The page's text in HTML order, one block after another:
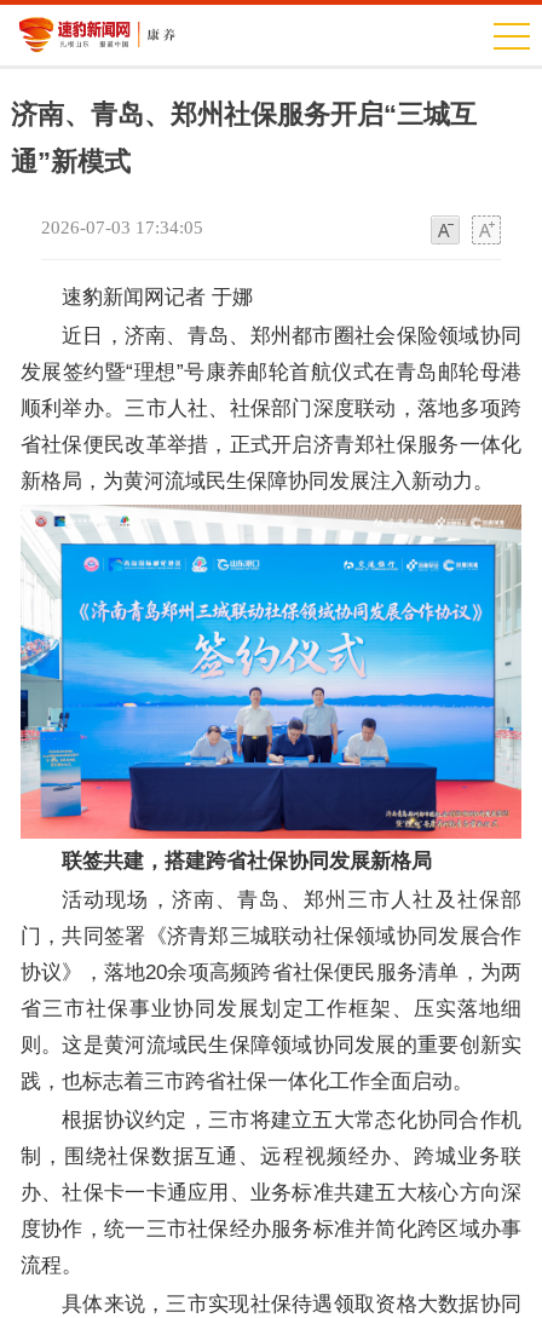
济南、青岛、郑州社保服务开启“三城互
通”新模式
2026-07-03 17:34:05
速豹新闻网记者 于娜
近日，济南、青岛、郑州都市圈社会保险领域协同
发展签约暨“理想”号康养邮轮首航仪式在青岛邮轮母港
顺利举办。三市人社、社保部门深度联动，落地多项跨
省社保便民改革举措，正式开启济青郑社保服务一体化
新格局，为黄河流域民生保障协同发展注入新动力。
联签共建，搭建跨省社保协同发展新格局
活动现场，济南、青岛、郑州三市人社及社保部
门，共同签署《济青郑三城联动社保领域协同发展合作
协议》，落地20余项高频跨省社保便民服务清单，为两
省三市社保事业协同发展划定工作框架、压实落地细
则。这是黄河流域民生保障领域协同发展的重要创新实
践，也标志着三市跨省社保一体化工作全面启动。
根据协议约定，三市将建立五大常态化协同合作机
制，围绕社保数据互通、远程视频经办、跨城业务联
办、社保卡一卡通应用、业务标准共建五大核心方向深
度协作，统一三市社保经办服务标准并简化跨区域办事
流程。
具体来说，三市实现社保待遇领取资格大数据协同